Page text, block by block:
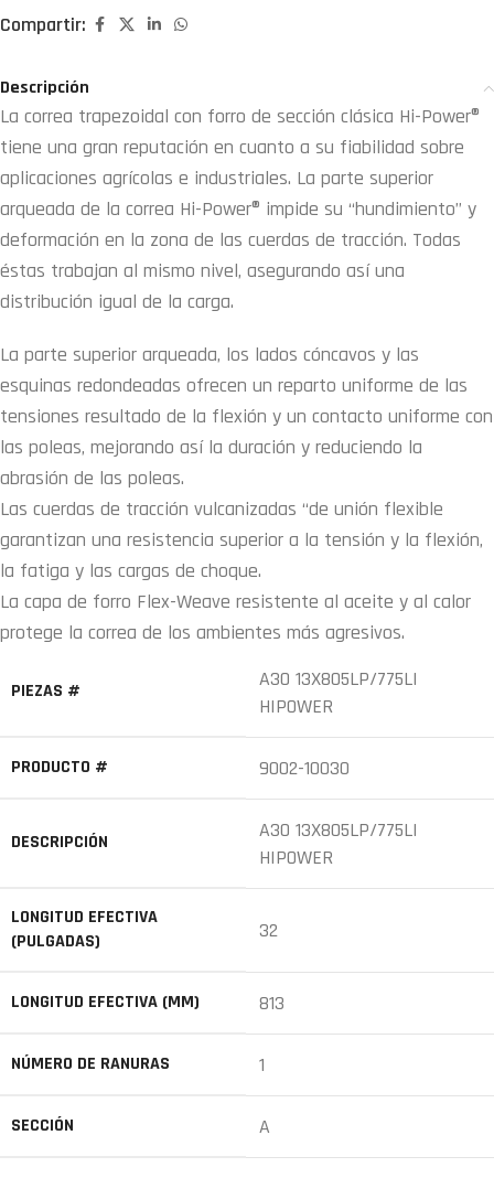
Compartir:
Descripción
La correa trapezoidal con forro de sección clásica Hi-Power®
tiene una gran reputación en cuanto a su fiabilidad sobre
aplicaciones agrícolas e industriales. La parte superior
arqueada de la correa Hi-Power® impide su “hundimiento” y
deformación en la zona de las cuerdas de tracción. Todas
éstas trabajan al mismo nivel, asegurando así una
distribución igual de la carga.
La parte superior arqueada, los lados cóncavos y las
esquinas redondeadas ofrecen un reparto uniforme de las
tensiones resultado de la flexión y un contacto uniforme con
las poleas, mejorando así la duración y reduciendo la
abrasión de las poleas.
Las cuerdas de tracción vulcanizadas “de unión flexible
garantizan una resistencia superior a la tensión y la flexión,
la fatiga y las cargas de choque.
La capa de forro Flex-Weave resistente al aceite y al calor
protege la correa de los ambientes más agresivos.
PIEZAS #
A30 13X805LP/775LI
HIPOWER
PRODUCTO # 9002-10030
DESCRIPCIÓN
A30 13X805LP/775LI
HIPOWER
LONGITUD EFECTIVA
(PULGADAS)
32
LONGITUD EFECTIVA (MM) 813
NÚMERO DE RANURAS 1
SECCIÓN A